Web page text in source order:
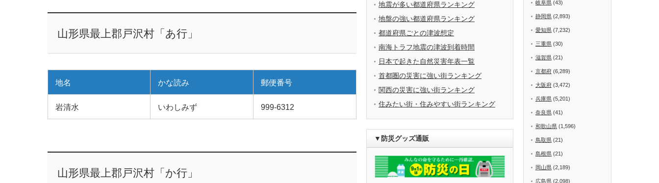
山形県最上郡戸沢村「あ行」
地名 かな読み 郵便番号
岩清水 いわしみず 999-6312
山形県最上郡戸沢村「か行」
地震が多い都道府県ランキング
地盤の強い都道府県ランキング
都道府県ごとの津波想定
南海トラフ地震の津波到着時間
日本で起きた自然災害年表一覧
首都圏の災害に強い街ランキング
関西の災害に強い街ランキング
住みたい街・住みやすい街ランキング
▼防災グッズ通販
岐阜県 (43)
静岡県 (2,893)
愛知県 (7,232)
三重県 (30)
滋賀県 (21)
京都府 (6,289)
大阪府 (3,472)
兵庫県 (5,201)
奈良県 (41)
和歌山県 (1,596)
鳥取県 (21)
島根県 (21)
岡山県 (2,189)
広島県 (2,098)